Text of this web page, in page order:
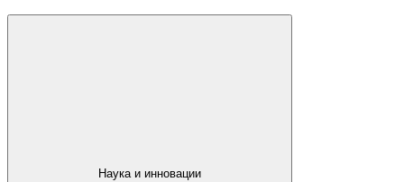
Наука и инновации